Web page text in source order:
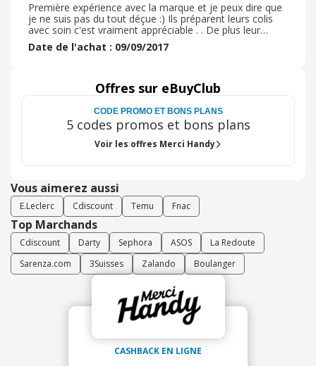
Première expérience avec la marque et je peux dire que
je ne suis pas du tout déçue :) Ils préparent leurs colis
avec soin c'est vraiment appréciable . . De plus leur
produits sentent super bon ! Je ne peux que
recommander
Date de l'achat : 09/09/2017
Offres sur eBuyClub
CODE PROMO ET BONS PLANS
5 codes promos et bons plans
Voir les offres Merci Handy
Vous aimerez aussi
E.Leclerc Cdiscount Temu Fnac
Top Marchands
Cdiscount Darty Sephora ASOS
La Redoute
Sarenza.com
3Suisses Zalando Boulanger
CASHBACK EN LIGNE